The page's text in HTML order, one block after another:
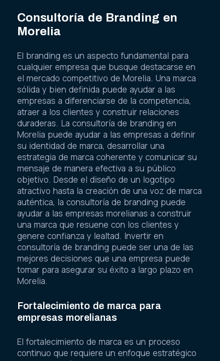
Consultoría de Branding en
Morelia
El branding es un aspecto fundamental para
cualquier empresa que busque destacarse en
el mercado competitivo de Morelia. Una marca
sólida y bien definida puede ayudar a las
empresas a diferenciarse de la competencia,
atraer a los clientes y construir relaciones
duraderas. La consultoría de branding en
Morelia puede ayudar a las empresas a definir
su identidad de marca, desarrollar una
estrategia de marca coherente y comunicar su
mensaje de manera efectiva a su público
objetivo. Desde el diseño de un logotipo
atractivo hasta la creación de una voz de marca
auténtica, la consultoría de branding puede
ayudar a las empresas morelianas a construir
una marca que resuene con los clientes y
genere confianza y lealtad. Invertir en
consultoría de branding puede ser una de las
mejores decisiones que una empresa puede
tomar para asegurar su éxito a largo plazo en
Morelia.
Fortalecimiento de marca para
empresas morelianas
El fortalecimiento de marca es un proceso
continuo que requiere un enfoque estratégico